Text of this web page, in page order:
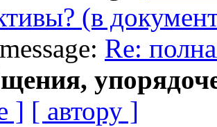
(в
Re:
] [ автору ]